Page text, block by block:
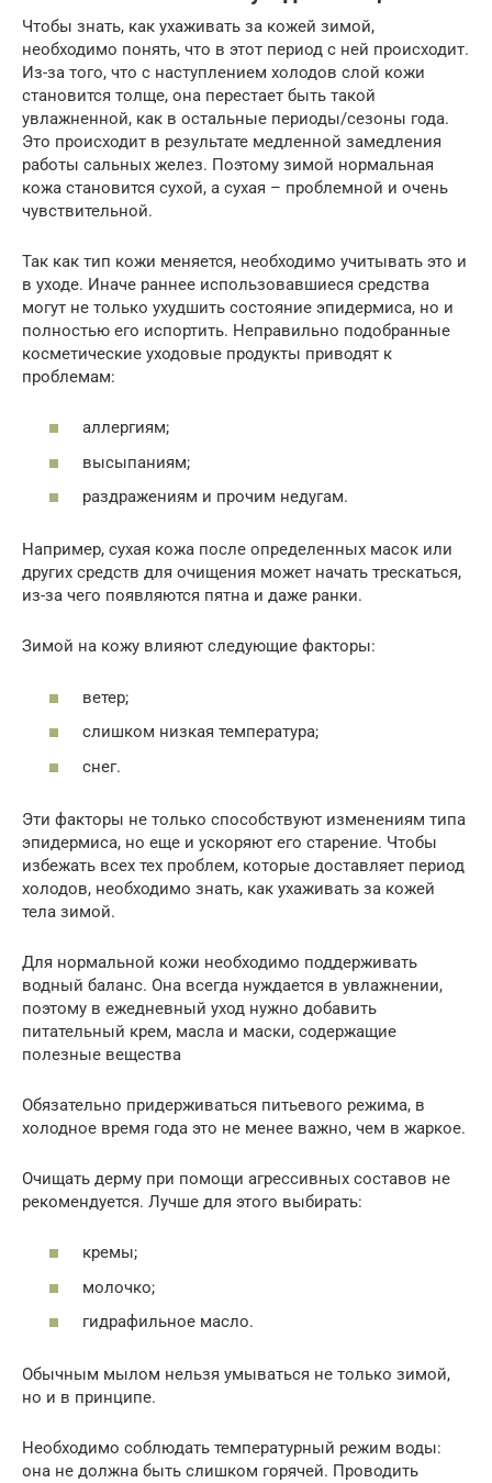
Чтобы знать, как ухаживать за кожей зимой,
необходимо понять, что в этот период с ней происходит.
Из-за того, что с наступлением холодов слой кожи
становится толще, она перестает быть такой
увлажненной, как в остальные периоды/сезоны года.
Это происходит в результате медленной замедления
работы сальных желез. Поэтому зимой нормальная
кожа становится сухой, а сухая – проблемной и очень
чувствительной.
Так как тип кожи меняется, необходимо учитывать это и
в уходе. Иначе раннее использовавшиеся средства
могут не только ухудшить состояние эпидермиса, но и
полностью его испортить. Неправильно подобранные
косметические уходовые продукты приводят к
проблемам:
аллергиям;
высыпаниям;
раздражениям и прочим недугам.
Например, сухая кожа после определенных масок или
других средств для очищения может начать трескаться,
из-за чего появляются пятна и даже ранки.
Зимой на кожу влияют следующие факторы:
ветер;
слишком низкая температура;
снег.
Эти факторы не только способствуют изменениям типа
эпидермиса, но еще и ускоряют его старение. Чтобы
избежать всех тех проблем, которые доставляет период
холодов, необходимо знать, как ухаживать за кожей
тела зимой.
Для нормальной кожи необходимо поддерживать
водный баланс. Она всегда нуждается в увлажнении,
поэтому в ежедневный уход нужно добавить
питательный крем, масла и маски, содержащие
полезные вещества
Обязательно придерживаться питьевого режима, в
холодное время года это не менее важно, чем в жаркое.
Очищать дерму при помощи агрессивных составов не
рекомендуется. Лучше для этого выбирать:
кремы;
молочко;
гидрафильное масло.
Обычным мылом нельзя умываться не только зимой,
но и в принципе.
Необходимо соблюдать температурный режим воды:
она не должна быть слишком горячей. Проводить